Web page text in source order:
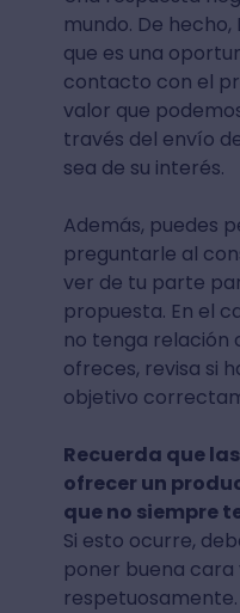
mundo. De
que es una
contacto con el
valor que
través del envío
sea de su interés.
Además, puedes
preguntarle al
ver de tu parte
propuesta. En el
no tenga relación
ofreces, revisa si
objetivo
Recuerda que
ofrecer un
que no siempre
Si esto ocurre,
poner buena
respetuosamente.